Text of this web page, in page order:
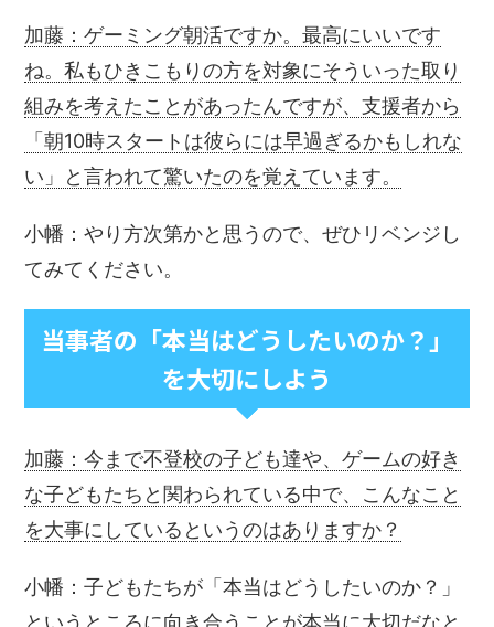
加藤：ゲーミング朝活ですか。最高にいいです
ね。私もひきこもりの方を対象にそういった取り
組みを考えたことがあったんですが、支援者から
「朝10時スタートは彼らには早過ぎるかもしれな
い」と言われて驚いたのを覚えています。
小幡：やり方次第かと思うので、ぜひリベンジし
てみてください。
当事者の「本当はどうしたいのか？」
を大切にしよう
加藤：今まで不登校の子ども達や、ゲームの好き
な子どもたちと関わられている中で、こんなこと
を大事にしているというのはありますか？
小幡：子どもたちが「本当はどうしたいのか？」
というところに向き合うことが本当に大切だなと